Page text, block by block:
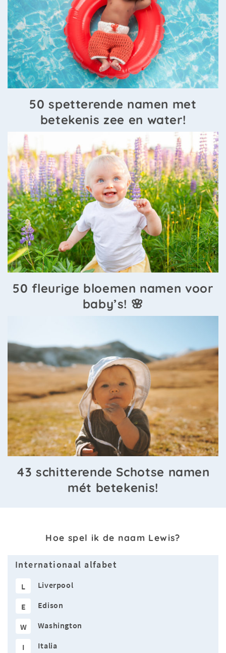
50 spetterende namen met
betekenis zee en water!
50 fleurige bloemen namen voor
baby’s! 🌸
43 schitterende Schotse namen
mét betekenis!
Hoe spel ik de naam Lewis?
Internationaal alfabet
L Liverpool
E Edison
W Washington
I Italia